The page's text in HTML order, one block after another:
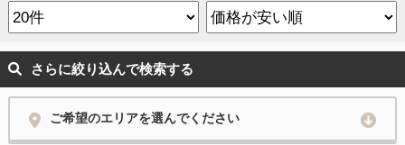
さらに絞り込んで検索する
ご希望のエリアを選んでください